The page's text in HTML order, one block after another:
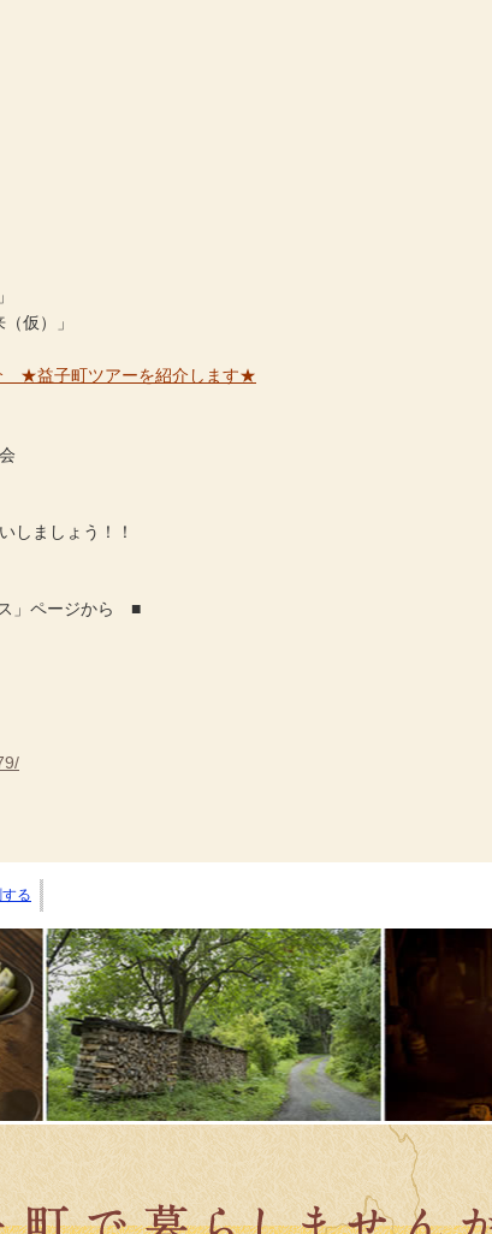
仮）」
★益子町ツアーを紹介します★
しましょう！！
」ページから ■
る